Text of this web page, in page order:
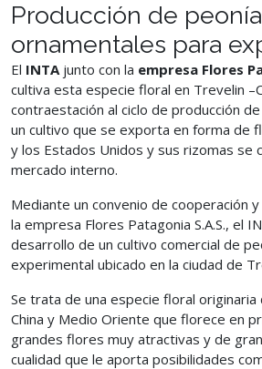
Producción de
ornamentales para
El INTAjunto con la empresa Flores
cultiva esta especie floral en Trevelin
contraestación al ciclo de producción
un cultivo que se exporta en forma de
y los Estados Unidos y sus rizomas se
mercado interno.
Mediante un convenio de cooperación
la empresa Flores Patagonia S.A.S., el
desarrollo de un cultivo comercial de
experimental ubicado en la ciudad de
Se trata de una especie floral originaria
China y Medio Oriente que florece en
grandes flores muy atractivas y de
cualidad que le aporta posibilidades